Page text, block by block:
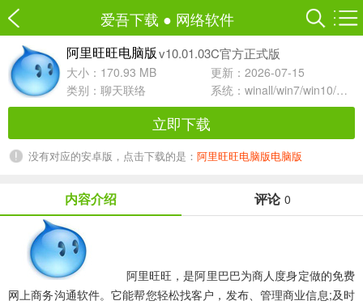
爱吾下载 ● 网络软件
阿里旺旺电脑版 v10.01.03C官方正式版
大小：170.93 MB
更新：2026-07-15
类别： 聊天联络 系统：winall/win7/win10/win11
立即下载
没有对应的安卓版，点击下载的是： 阿里旺旺电脑版电脑版
内容介绍 评论 0
阿里旺旺 ，是阿里巴巴为商人度身定做的免费
网上商务沟通软件。它能帮您轻松找客户，发布、管理商业信息;及时